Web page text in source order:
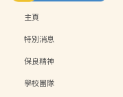
主頁
特別消息
保良精神
學校團隊